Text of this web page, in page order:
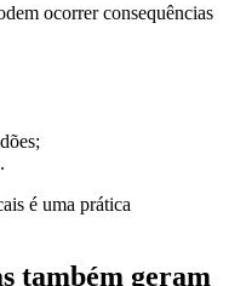
ocorrer consequências
é uma prática
também geram